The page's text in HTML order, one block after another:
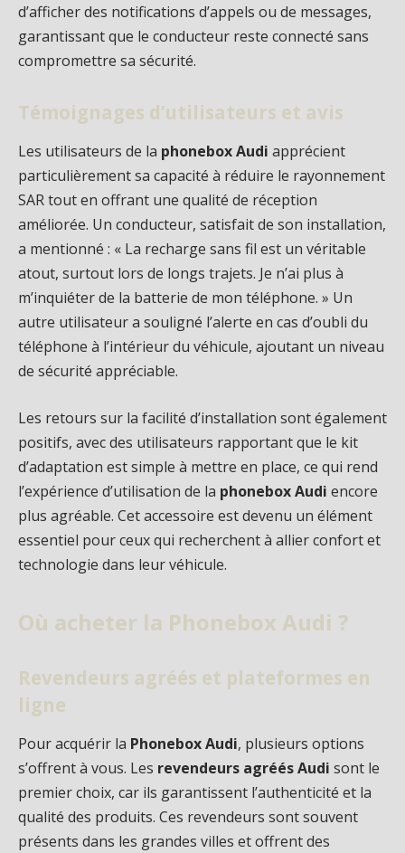
d’afficher des notifications d’appels ou de messages,
garantissant que le conducteur reste connecté sans
compromettre sa sécurité.
Témoignages d’utilisateurs et avis
Les utilisateurs de la phonebox Audi apprécient
particulièrement sa capacité à réduire le rayonnement
SAR tout en offrant une qualité de réception
améliorée. Un conducteur, satisfait de son installation,
a mentionné : « La recharge sans fil est un véritable
atout, surtout lors de longs trajets. Je n’ai plus à
m’inquiéter de la batterie de mon téléphone. » Un
autre utilisateur a souligné l’alerte en cas d’oubli du
téléphone à l’intérieur du véhicule, ajoutant un niveau
de sécurité appréciable.
Les retours sur la facilité d’installation sont également
positifs, avec des utilisateurs rapportant que le kit
d’adaptation est simple à mettre en place, ce qui rend
l’expérience d’utilisation de la phonebox Audi encore
plus agréable. Cet accessoire est devenu un élément
essentiel pour ceux qui recherchent à allier confort et
technologie dans leur véhicule.
Où acheter la Phonebox Audi ?
Revendeurs agréés et plateformes en
ligne
Pour acquérir la Phonebox Audi, plusieurs options
s’offrent à vous. Les revendeurs agréés Audi sont le
premier choix, car ils garantissent l’authenticité et la
qualité des produits. Ces revendeurs sont souvent
présents dans les grandes villes et offrent des